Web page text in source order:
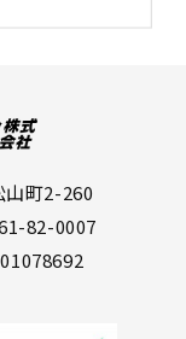
町2-260
82-0007